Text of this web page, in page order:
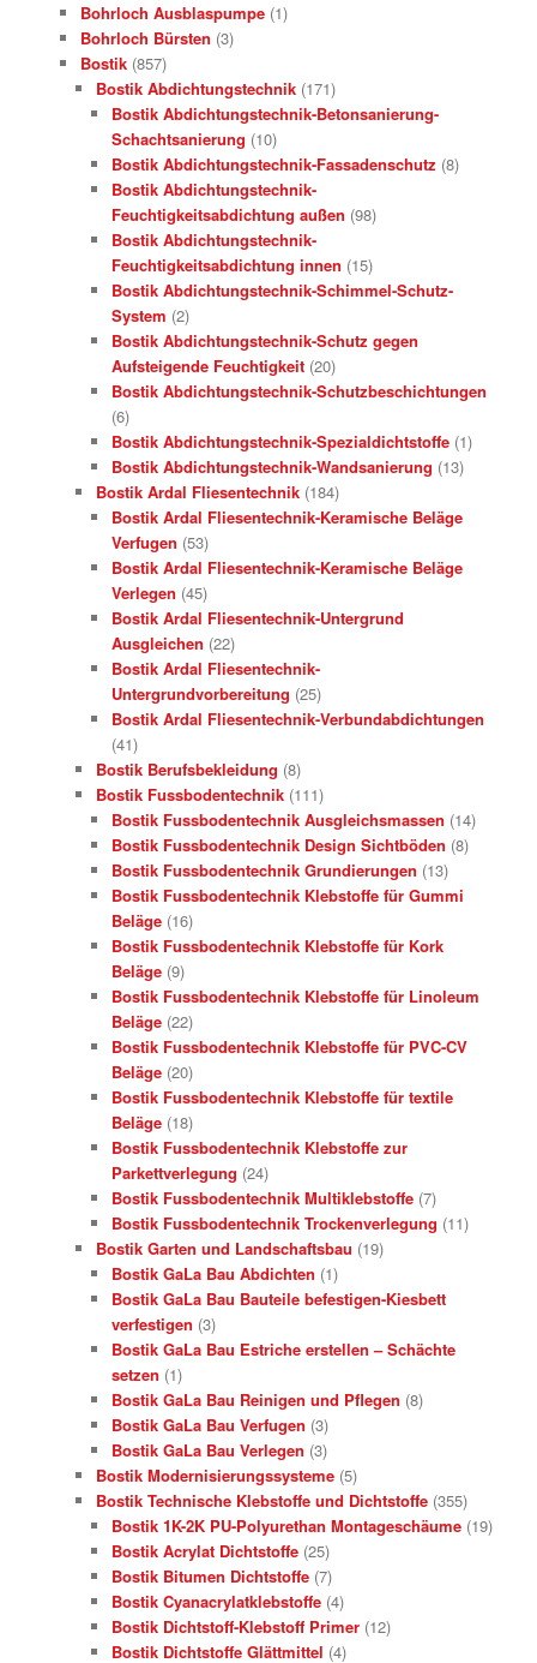
Bohrloch Ausblaspumpe (1)
Bohrloch Bürsten (3)
Bostik (857)
Bostik Abdichtungstechnik (171)
Bostik Abdichtungstechnik-Betonsanierung-
Schachtsanierung (10)
Bostik Abdichtungstechnik-Fassadenschutz (8)
Bostik Abdichtungstechnik-
Feuchtigkeitsabdichtung außen (98)
Bostik Abdichtungstechnik-
Feuchtigkeitsabdichtung innen (15)
Bostik Abdichtungstechnik-Schimmel-Schutz-
System (2)
Bostik Abdichtungstechnik-Schutz gegen
Aufsteigende Feuchtigkeit (20)
Bostik Abdichtungstechnik-Schutzbeschichtungen
(6)
Bostik Abdichtungstechnik-Spezialdichtstoffe (1)
Bostik Abdichtungstechnik-Wandsanierung (13)
Bostik Ardal Fliesentechnik (184)
Bostik Ardal Fliesentechnik-Keramische Beläge
Verfugen (53)
Bostik Ardal Fliesentechnik-Keramische Beläge
Verlegen (45)
Bostik Ardal Fliesentechnik-Untergrund
Ausgleichen (22)
Bostik Ardal Fliesentechnik-
Untergrundvorbereitung (25)
Bostik Ardal Fliesentechnik-Verbundabdichtungen
(41)
Bostik Berufsbekleidung (8)
Bostik Fussbodentechnik (111)
Bostik Fussbodentechnik Ausgleichsmassen (14)
Bostik Fussbodentechnik Design Sichtböden (8)
Bostik Fussbodentechnik Grundierungen (13)
Bostik Fussbodentechnik Klebstoffe für Gummi
Beläge (16)
Bostik Fussbodentechnik Klebstoffe für Kork
Beläge (9)
Bostik Fussbodentechnik Klebstoffe für Linoleum
Beläge (22)
Bostik Fussbodentechnik Klebstoffe für PVC-CV
Beläge (20)
Bostik Fussbodentechnik Klebstoffe für textile
Beläge (18)
Bostik Fussbodentechnik Klebstoffe zur
Parkettverlegung (24)
Bostik Fussbodentechnik Multiklebstoffe (7)
Bostik Fussbodentechnik Trockenverlegung (11)
Bostik Garten und Landschaftsbau (19)
Bostik GaLa Bau Abdichten (1)
Bostik GaLa Bau Bauteile befestigen-Kiesbett
verfestigen (3)
Bostik GaLa Bau Estriche erstellen – Schächte
setzen (1)
Bostik GaLa Bau Reinigen und Pflegen (8)
Bostik GaLa Bau Verfugen (3)
Bostik GaLa Bau Verlegen (3)
Bostik Modernisierungssysteme (5)
Bostik Technische Klebstoffe und Dichtstoffe (355)
Bostik 1K-2K PU-Polyurethan Montageschäume (19)
Bostik Acrylat Dichtstoffe (25)
Bostik Bitumen Dichtstoffe (7)
Bostik Cyanacrylatklebstoffe (4)
Bostik Dichtstoff-Klebstoff Primer (12)
Bostik Dichtstoffe Glättmittel (4)